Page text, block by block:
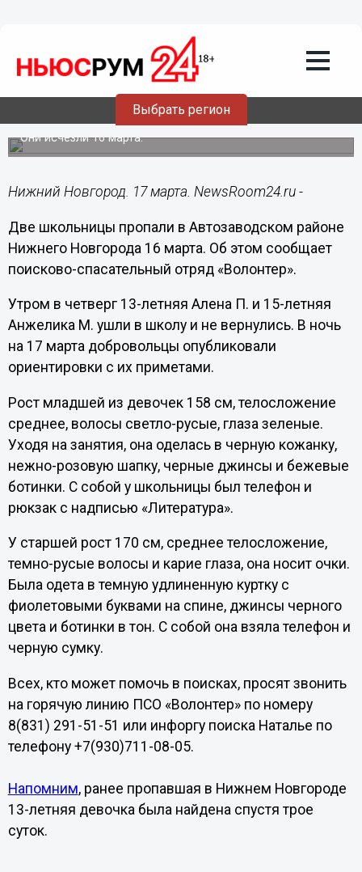
Выбрать регион
17.03.202309:00
Две девочки-подростка ушли в школу
и пропали в Нижнем Новгороде
Они исчезли 16 марта.
Нижний Новгород. 17 марта. NewsRoom24.ru -
Две школьницы пропали в Автозаводском районе
Нижнего Новгорода 16 марта. Об этом сообщает
поисково-спасательный отряд «Волонтер».
Утром в четверг 13-летняя Алена П. и 15-летняя
Анжелика М. ушли в школу и не вернулись. В ночь
на 17 марта добровольцы опубликовали
ориентировки с их приметами.
Рост младшей из девочек 158 см, телосложение
среднее, волосы светло-русые, глаза зеленые.
Уходя на занятия, она оделась в черную кожанку,
нежно-розовую шапку, черные джинсы и бежевые
ботинки. С собой у школьницы был телефон и
рюкзак с надписью «Литература».
У старшей рост 170 см, среднее телосложение,
темно-русые волосы и карие глаза, она носит очки.
Была одета в темную удлиненную куртку с
фиолетовыми буквами на спине, джинсы черного
цвета и ботинки в тон. С собой она взяла телефон и
черную сумку.
Всех, кто может помочь в поисках, просят звонить
на горячую линию ПСО «Волонтер» по номеру
8(831) 291-51-51 или инфоргу поиска Наталье по
телефону +7(930)711-08-05.
Напомним, ранее пропавшая в Нижнем Новгороде
13-летняя девочка была найдена спустя трое
суток.